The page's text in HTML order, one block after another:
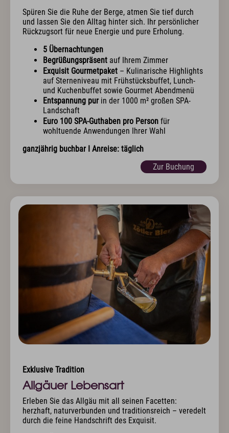
Spüren Sie die Ruhe der Berge, atmen Sie tief durch
und lassen Sie den Alltag hinter sich. Ihr persönlicher
Rückzugsort für neue Energie und pure Erholung.
5 Übernachtungen
Begrüßungspräsent auf Ihrem Zimmer
Exquisit Gourmetpaket – Kulinarische Highlights
auf Sterneniveau mit Frühstücksbuffet, Lunch-
und Kuchenbuffet sowie Gourmet Abendmenü
Entspannung purin der 1000 m² großen SPA-
Landschaft
Euro 100 SPA-Guthaben pro Person für
wohltuende Anwendungen Ihrer Wahl
ganzjährig buchbar I Anreise: täglich
Zur Buchung
Exklusive Tradition
Allgäuer Lebensart
Erleben Sie das Allgäu mit all seinen Facetten:
herzhaft, naturverbunden und traditionsreich – veredelt
durch die feine Handschrift des Exquisit.